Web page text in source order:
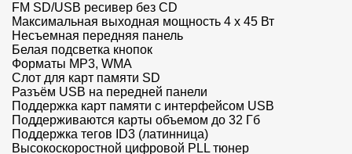
FM SD/USB ресивер без CD
Максимальная выходная мощность 4 х 45 Вт
Несъемная передняя панель
Белая подсветка кнопок
Форматы MP3, WMA
Слот для карт памяти SD
Разъём USB на передней панели
Поддержка карт памяти с интерфейсом USB
Поддерживаются карты объемом до 32 Гб
Поддержка тегов ID3 (латинница)
Высокоскоростной цифровой PLL тюнер